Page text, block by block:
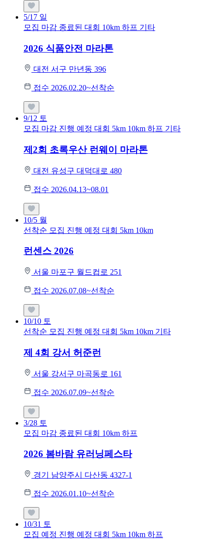
5/17 일
모집 마감 종료된 대회 10km 하프 기타
2026 식품안전 마라톤
대전 서구 만년동 396
접수 2026.02.20~선착순
9/12 토
모집 마감 진행 예정 대회 5km 10km 하프 기타
제2회 초록우산 런웨이 마라톤
대전 유성구 대덕대로 480
접수 2026.04.13~08.01
10/5 월
선착순 모집 진행 예정 대회 5km 10km
런센스 2026
서울 마포구 월드컵로 251
접수 2026.07.08~선착순
10/10 토
선착순 모집 진행 예정 대회 5km 10km 기타
제 4회 강서 허준런
서울 강서구 마곡동로 161
접수 2026.07.09~선착순
3/28 토
모집 마감 종료된 대회 10km 하프
2026 봄바람 유러닝페스타
경기 남양주시 다산동 4327-1
접수 2026.01.10~선착순
10/31 토
모집 예정 진행 예정 대회 5km 10km 하프